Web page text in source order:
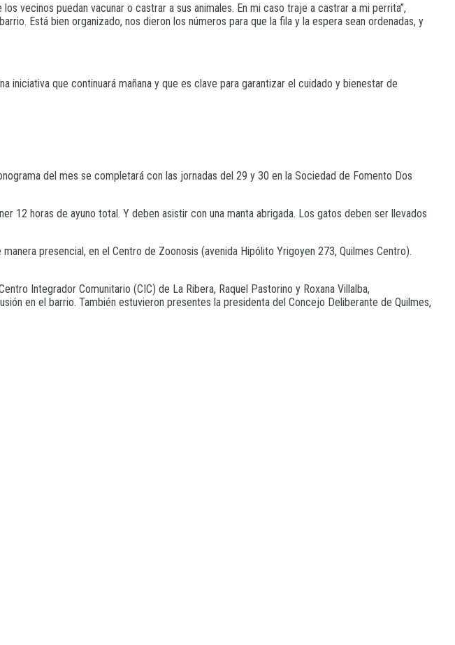
vecinos puedan vacunar o castrar a sus animales. En mi caso traje a castrar a mi perrita”,
Está bien organizado, nos dieron los números para que la fila y la espera sean ordenadas, y
iniciativa que continuará mañana y que es clave para garantizar el cuidado y bienestar de
del mes se completará con las jornadas del 29 y 30 en la Sociedad de Fomento Dos
12 horas de ayuno total. Y deben asistir con una manta abrigada. Los gatos deben ser llevados
presencial, en el Centro de Zoonosis (avenida Hipólito Yrigoyen 273, Quilmes Centro).
Integrador Comunitario (CIC) de La Ribera, Raquel Pastorino y Roxana Villalba,
en el barrio. También estuvieron presentes la presidenta del Concejo Deliberante de Quilmes,